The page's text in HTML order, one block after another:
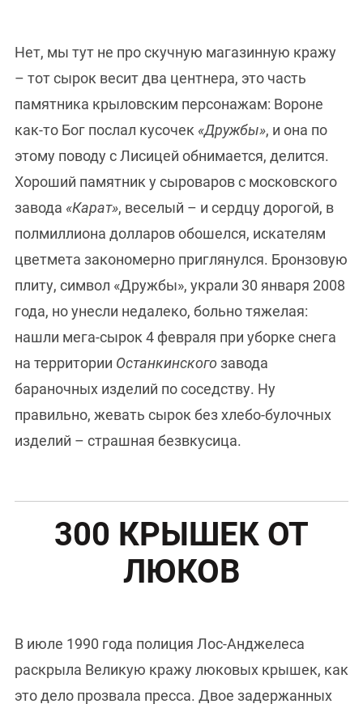
Нет, мы тут не про скучную магазинную кражу
– тот сырок весит два центнера, это часть
памятника крыловским персонажам: Вороне
как-то Бог послал кусочек «Дружбы», и она по
этому поводу с Лисицей обнимается, делится.
Хороший памятник у сыроваров с московского
завода «Карат», веселый – и сердцу дорогой, в
полмиллиона долларов обошелся, искателям
цветмета закономерно приглянулся. Бронзовую
плиту, символ «Дружбы», украли 30 января 2008
года, но унесли недалеко, больно тяжелая:
нашли мега-сырок 4 февраля при уборке снега
на территории Останкинскогозавода
бараночных изделий по соседству. Ну
правильно, жевать сырок без хлебо-булочных
изделий – страшная безвкусица.
300 КРЫШЕК ОТ
ЛЮКОВ
В июле 1990 года полиция Лос-Анджелеса
раскрыла Великую кражу люковых крышек, как
это дело прозвала пресса. Двое задержанных